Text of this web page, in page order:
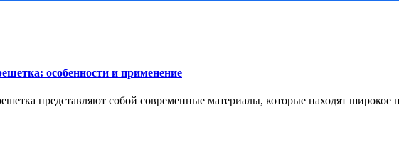
особенности и применение
представляют собой современные материалы, которые находят